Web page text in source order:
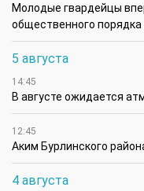
Молодые гвардейцы
общественного порядка
5 августа
14:45
В августе ожидается
12:45
Аким Бурлинского
4 августа